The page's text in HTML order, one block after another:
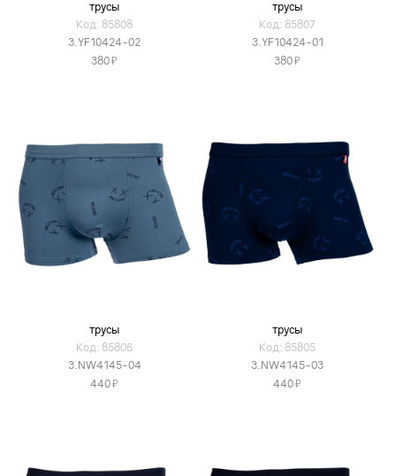
трусы
Код: 85808
3.YF10424-02
380Я
трусы
Код: 85807
3.YF10424-01
380Я
трусы
Код: 85806
3.NW4145-04
440Я
трусы
Код: 85805
3.NW4145-03
440Я